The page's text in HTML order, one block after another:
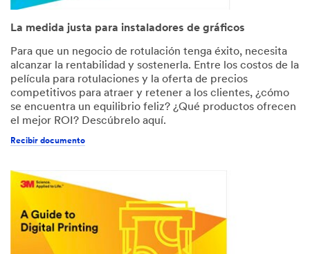
La medida justa para instaladores de gráficos
Para que un negocio de rotulación tenga éxito, necesita
alcanzar la rentabilidad y sostenerla. Entre los costos de la
película para rotulaciones y la oferta de precios
competitivos para atraer y retener a los clientes, ¿cómo
se encuentra un equilibrio feliz? ¿Qué productos ofrecen
el mejor ROI? Descúbrelo aquí.
Recibir documento